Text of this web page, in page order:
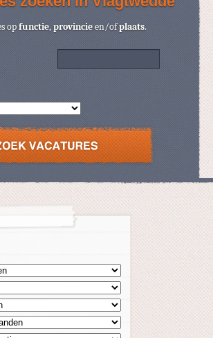
opfunctie,provincieen/ofplaats.